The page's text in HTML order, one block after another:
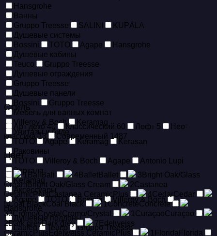
Hansgrohe
Ванны
Gruppo Treesse
SALINI
KUPÁLA
Душевые системы
Bossini
TOTO Agape
Hansgrohe
Душевые кабины
Teuco
Gruppo Treesse
Душевые ограждения
Gruppo Treesse
Душевые панели
Bossini
Gruppo Treesse
Мебель для ванных комнат
Villeroy & Boch
Keramag
Унитазы и биде
TOTO
Agape Keramag
Kerasan
Раковины
TOTO
Villeroy & Boch Agape
Antonio Lupi
Зеркала
Keramag
Аксессуары
Agape
TOTO Bossini
Villeroy & Boch
Hansgrohe
Душевые поддоны
Laufen
Teuco
Gruppo Treesse
Стиль
Арт деко40 Классический 60 Лофт 5
Нео-
классика13 Современный 1487
Цвет
1BaliBali 4 BalletBallet 3 Bright Oak/Glass
CreamBright Oak/Glass Cream 2Castanea
CeramicPlusCastanea CeramicPlus 4CedarCedar
5Coal BlackCoal Black 1ConcreteConcrete
33Cromo/Crystal Cromo/Crystal 1 CuraçaoCuraçao
2Dark greyDark grey 7 Edelweiss
CeramicPlus Edelweiss CeramicPlus 1 Florida Florida